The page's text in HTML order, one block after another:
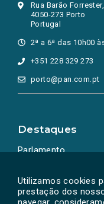
Utilizamos cookies
prestação dos
Rua Barão
4050-273 Porto
Portugal
2ª a 6ª das 10h00
+351 228 329 273
porto@pan.com.pt
Destaques
Parlamento